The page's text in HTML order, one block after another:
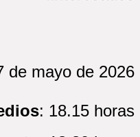
de mayo de 2026
: 18.15 horas